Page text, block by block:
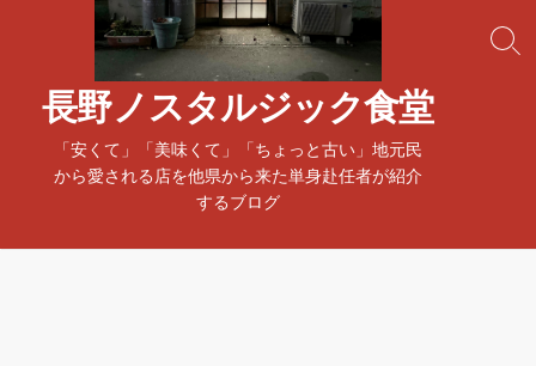
長野ノスタルジック食堂
「安くて」「美味くて」「ちょっと古い」地元民
から愛される店を他県から来た単身赴任者が紹介
するブログ
検